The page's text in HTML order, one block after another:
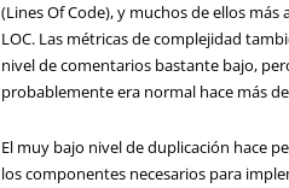
(Lines Of Code), y muchos de ellos más
LOC. Las métricas de complejidad
nivel de comentarios bastante bajo,
probablemente era normal hace más
El muy bajo nivel de duplicación hace
los componentes necesarios para